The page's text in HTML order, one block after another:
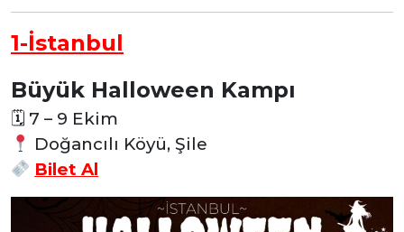
1-İstanbul
Büyük Halloween Kampı
🗓 7 – 9 Ekim
Doğancılı Köyü, Şile
Bilet Al